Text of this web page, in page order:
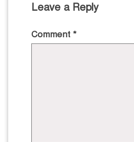
Leave a Reply
Comment *